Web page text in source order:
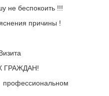
не беспокоить !!!
причины !